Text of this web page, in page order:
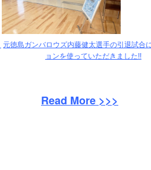
元徳島ガンバロウズ内藤健太選手の引退試合
ョンを使っていただきました!!
Read More >>>